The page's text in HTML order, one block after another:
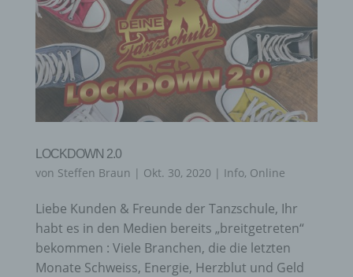
LOCKDOWN 2.0
von Steffen Braun | Okt. 30, 2020 | Info, Online
Liebe Kunden & Freunde der Tanzschule, Ihr
habt es in den Medien bereits „breitgetreten“
bekommen : Viele Branchen, die die letzten
Monate Schweiss, Energie, Herzblut und Geld